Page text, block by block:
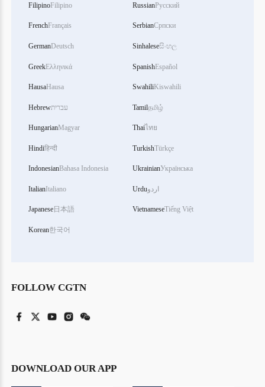
FilipinoFilipino
FrenchFrançais
GermanDeutsch
GreekΕλληνικά
HausaHausa
Hebrewעברית
HungarianMagyar
Hindiहिन्दी
IndonesianBahasa Indonesia
ItalianItaliano
Japanese日本語
Korean한국어
RussianРусский
SerbianСрпски
Sinhaleseසිංහල
SpanishEspañol
SwahiliKiswahili
Tamilதமிழ்
Thaiไทย
TurkishTürkçe
UkrainianУкраїнська
Urduاردو
VietnameseTiếng Việt
FOLLOW CGTN
DOWNLOAD OUR APP